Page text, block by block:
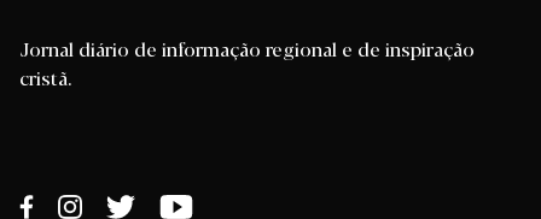
Jornal diário de informação regional e de inspiração
cristã.